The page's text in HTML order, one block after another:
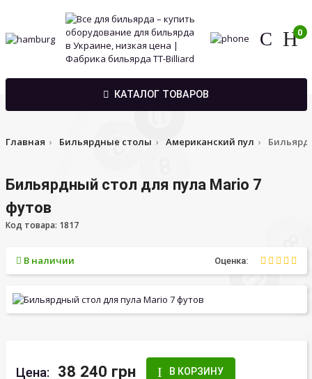
0
КАТАЛОГ ТОВАРОВ
Главная Бильярдные столы Американский пул
Бильярдный стол для пула Mario 7
футов
Код товара: 1817
В наличии Оценка:
Цена: 38 240 грн В КОРЗИНУ